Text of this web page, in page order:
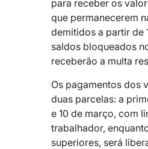
para receber os
que permanecerem
demitidos a partir de
saldos bloqueados
receberão a multa
Os pagamentos dos
duas parcelas: a
e 10 de março, com
trabalhador,
superiores, será